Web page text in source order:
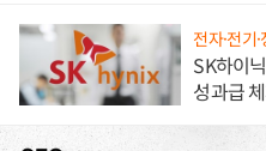
전자·전기
SK하이
성과급